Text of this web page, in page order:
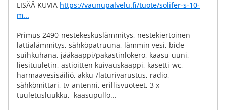
LISÄÄ KUVIA https://vaunupalvelu.fi/tuote/solifer-s-10-
m...
Primus 2490-nestekeskuslämmitys, nestekiertoinen
lattialämmitys, sähköpatruuna, lämmin vesi, bide-
suihkuhana, jääkaappi/pakastinlokero, kaasu-uuni,
liesituuletin, astioitten kuivauskaappi, kasetti-wc,
harmaavesisäiliö, akku-/laturivarustus, radio,
sähkömittari, tv-antenni, erillisvuoteet, 3 x
tuuletusluukku, kaasupullo...